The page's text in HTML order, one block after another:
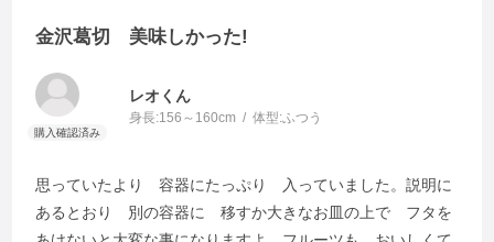
金沢葛切 美味しかった!
レオくん
身長:156～160cm 体型:ふつう
思っていたより 容器にたっぷり 入っていました。説明に
あるとおり 別の容器に 移すか大きなお皿の上で フタを